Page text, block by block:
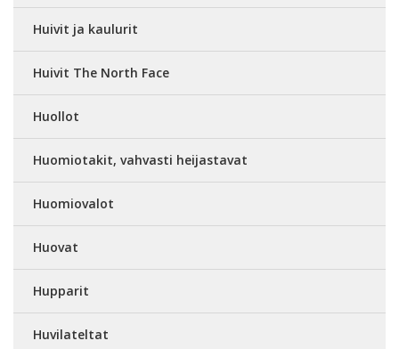
Huivit ja kaulurit
Huivit The North Face
Huollot
Huomiotakit, vahvasti heijastavat
Huomiovalot
Huovat
Hupparit
Huvilateltat